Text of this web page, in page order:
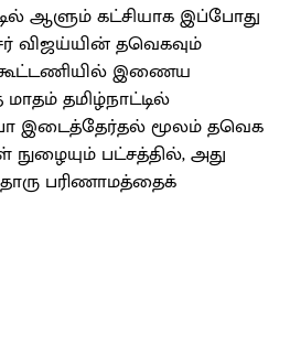
ஆளும் கட்சியாக இப்போது
விஜய்யின் தவெகவும்
கூட்டணியில் இணைய
தமிழ்நாட்டில்
இடைத்தேர்தல் மூலம் தவெக
நுழையும் பட்சத்தில், அது
பரிணாமத்தைக்